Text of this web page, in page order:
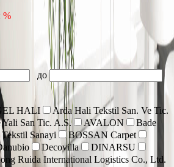
%
до
HALI
Arda Hali Tekstil San. Ve Tic.
San Tic. A.S. AVALON
Bade
Sanayi
BOSSAN Carpet
Decovilla
DINARSU
Ruida International Logistics Co., Ltd.